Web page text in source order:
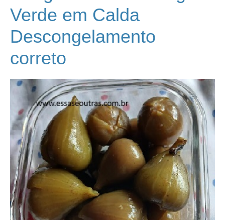
Verde em Calda
Descongelamento
correto